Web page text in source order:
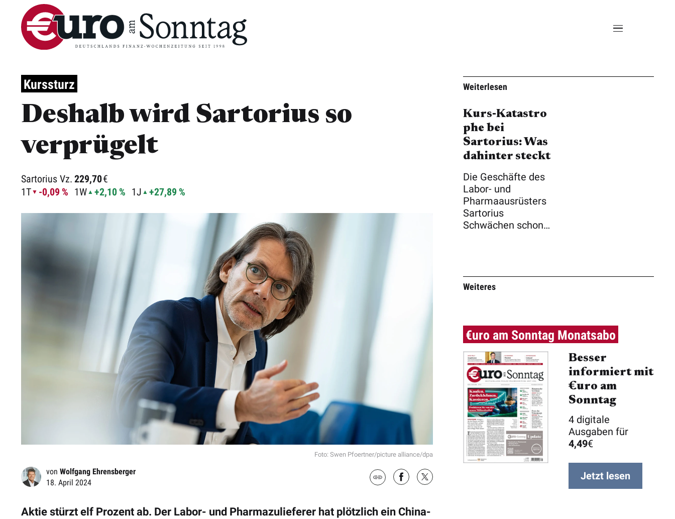
Kurssturz
Deshalb wird Sartorius so
verprügelt
Sartorius Vz. 229,70€
1T
-0,09 % 1W +2,10 % 1J +27,89 %
Foto: Swen Pfoertner/picture alliance/dpa
von Wolfgang Ehrensberger
18. April 2024
Aktie stürzt elf Prozent ab. Der Labor- und Pharmazulieferer hat plötzlich ein China-
Weiterlesen
Kurs‑Katastro
phe bei
Sartorius: Was
dahinter steckt
Die Geschäfte des
Labor- und
Pharmaausrüsters
Sartorius
Schwächen schon
Weiteres
€uro am Sonntag Monatsabo
Besser
informiert mit
€uro am
Sonntag
4 digitale
Ausgaben für
4,49€
Jetzt lesen